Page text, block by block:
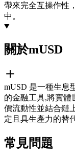
帶來完全互操作性
中。
關於mUSD
mUSD 是一種生息
的金融工具,將實體
價流動性並結合鏈
定且具生產力的替
常見問題